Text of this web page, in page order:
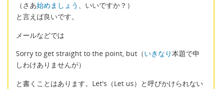
（さあ始めましょう 、いいですか？）
と言えば良いです。
メールなどでは
Sorry to get straight to the point, but（いきなり本題で申
しわけありませんが）
と書くことはあります。Let's（Let us）と呼びかけられない